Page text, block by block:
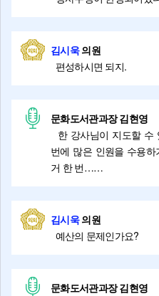
김시욱의원
편성하시면 되지.
문화도서관과장 김현영
한 강사님이 지도할 수
번에 많은 인원을 수용
거 한 번……
김시욱의원
예산의 문제인가요?
문화도서관과장 김현영